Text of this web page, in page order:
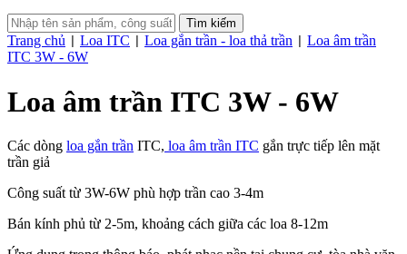
Trang chủ Loa ITC Loa gắn trần - loa thả trần
Loa âm trần
ITC 3W - 6W
Loa âm trần ITC 3W - 6W
Các dòng loa gắn trần ITC, loa âm trần ITC gắn trực tiếp lên mặt
trần giả
Công suất từ 3W-6W phù hợp trần cao 3-4m
Bán kính phủ từ 2-5m, khoảng cách giữa các loa 8-12m